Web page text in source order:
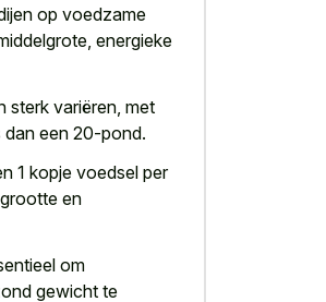
op voedzame
energieke
sterk variëren, met
een 20-pond.
1 kopje voedsel per
en
om
gewicht te